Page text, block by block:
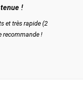
!
et très rapide (2
recommande !